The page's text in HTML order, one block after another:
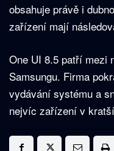
obsahuje právě i
zařízení mají
One UI 8.5 patří mezi
Samsungu. Firma
vydávání systému a
nejvíc zařízení v